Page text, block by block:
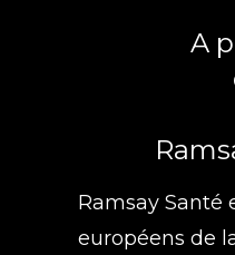
A
Ramsay Santé
européens de